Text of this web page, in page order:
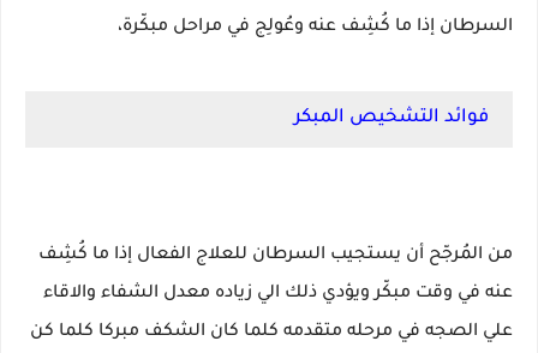
السرطان إذا ما كُشِف عنه وعُولِج في مراحل مبكّرة،
فوائد التشخيص المبكر
من المُرجّح أن يستجيب السرطان للعلاج الفعال إذا ما كُشِف
عنه في وقت مبكّر ويؤدي ذلك الي زياده معدل الشفاء والاقاء
علي الصجه في مرحله متقدمه كلما كان الشكف مبركا كلما كن